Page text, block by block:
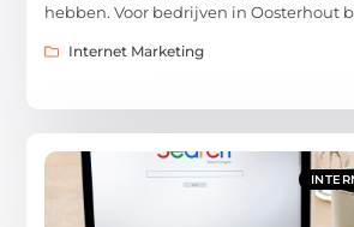
hebben. Voor bedrijven in Oosterhout
Internet Marketing